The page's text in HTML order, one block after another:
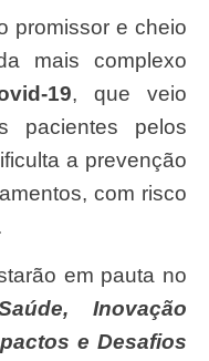
mais complexo
19, que veio
pacientes pelos
a prevenção
com risco
Inovação
e Desafios